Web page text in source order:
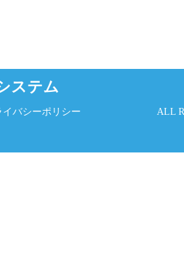
ステム
イバシーポリシー ALL